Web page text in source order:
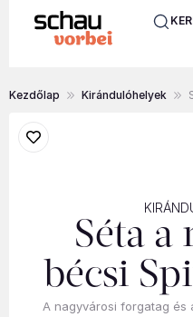
Kezdőlap Kirándulóhelyek
Séta a
bécsi
A nagyvárosi forgatag és